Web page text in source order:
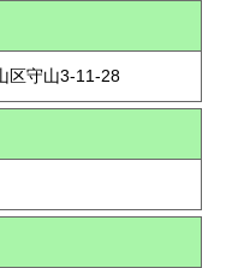
区守山3-11-28